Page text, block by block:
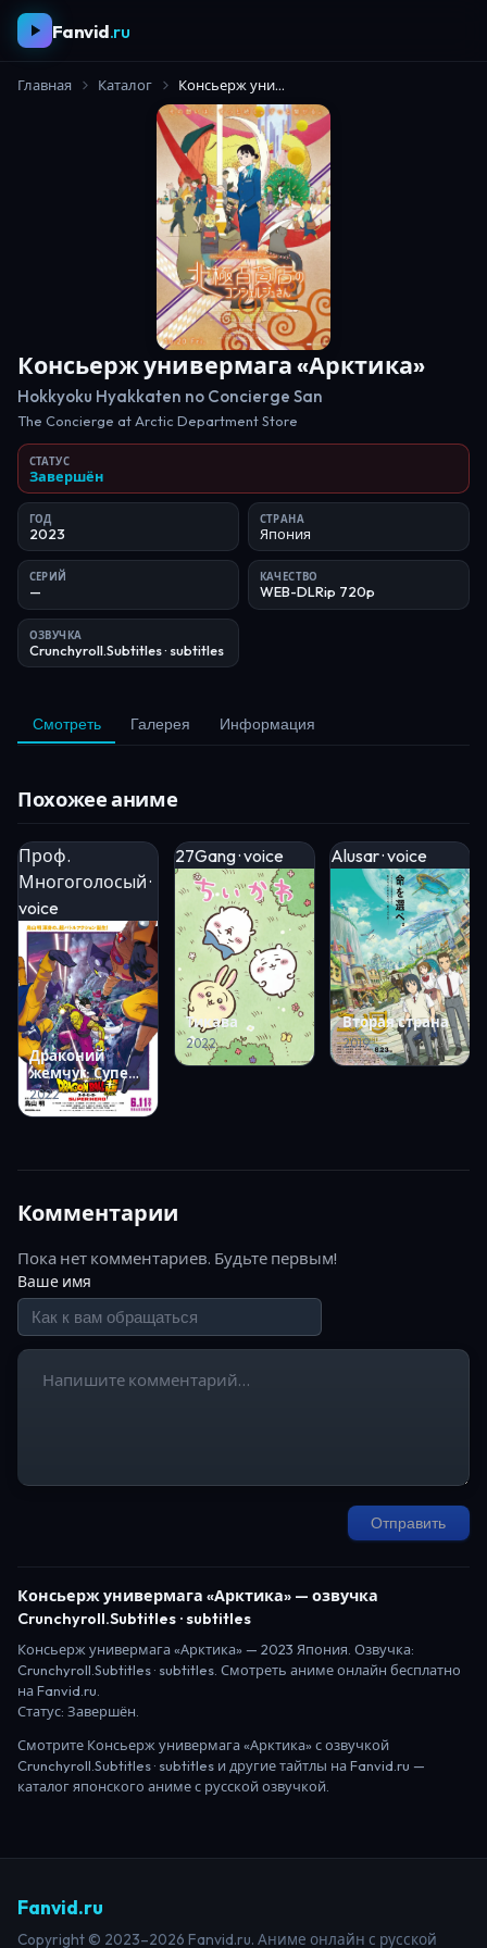
Fanvid.ru
Главная Каталог Консьерж универмага «Арктика»
Консьерж универмага «Арктика»
Hokkyoku Hyakkaten no Concierge San
The Concierge at Arctic Department Store
СТАТУС
Завершён
ГОД
2023
СТРАНА
Япония
СЕРИЙ
—
КАЧЕСТВО
WEB-DLRip 720p
ОЗВУЧКА
Crunchyroll.Subtitles· subtitles
Смотреть Галерея Информация
Похожее аниме
Проф.
Многоголосый ·
voice
Драконий
жемчуг: Супер
— супергерой
2022
27Gang · voice
Тикава
2022
Alusar · voice
Вторая страна
2019
Комментарии
Пока нет комментариев. Будьте первым!
Ваше имя
Отправить
Консьерж универмага «Арктика» — озвучка
Crunchyroll.Subtitles · subtitles
Консьерж универмага «Арктика» — 2023 Япония . Озвучка:
Crunchyroll.Subtitles · subtitles. Смотреть аниме онлайн бесплатно
на Fanvid.ru.
Статус: Завершён
Смотрите Консьерж универмага «Арктика» с озвучкой
Crunchyroll.Subtitles · subtitles и другие тайтлы на Fanvid.ru —
каталог японского аниме с русской озвучкой.
Fanvid.ru
Copyright © 2023–2026 Fanvid.ru. Аниме онлайн с русской